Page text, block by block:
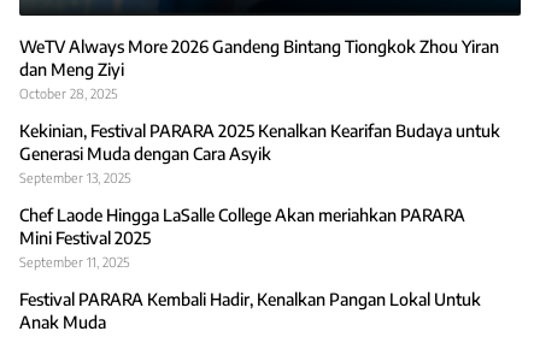
WeTV Always More 2026 Gandeng Bintang Tiongkok Zhou Yiran
dan Meng Ziyi
October 28, 2025
Kekinian, Festival PARARA 2025 Kenalkan Kearifan Budaya untuk
Generasi Muda dengan Cara Asyik
September 13, 2025
Chef Laode Hingga LaSalle College Akan meriahkan PARARA
Mini Festival 2025
September 11, 2025
Festival PARARA Kembali Hadir, Kenalkan Pangan Lokal Untuk
Anak Muda